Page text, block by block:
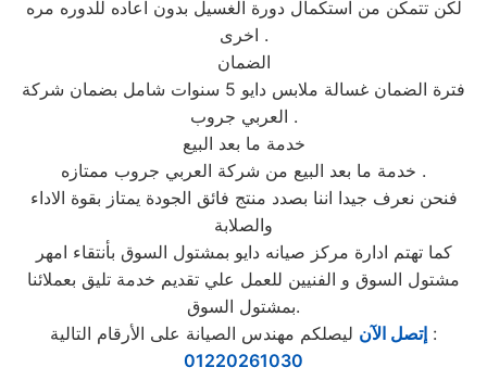
لكن تتمكن من استكمال دورة الغسيل بدون اعاده للدوره مره
اخرى .
الضمان
فترة الضمان غسالة ملابس دايو 5 سنوات شامل بضمان شركة
العربي جروب .
خدمة ما بعد البيع
خدمة ما بعد البيع من شركة العربي جروب ممتازه .
فنحن نعرف جيدا اننا بصدد منتج فائق الجودة يمتاز بقوة الاداء
والصلابة
كما تهتم ادارة مركز صيانه دايو بمشتول السوق بأنتقاء امهر
مشتول السوق و الفنيين للعمل علي تقديم خدمة تليق بعملائنا
بمشتول السوق.
إتصل الآن ليصلكم مهندس الصيانة على الأرقام التالية :
01220261030